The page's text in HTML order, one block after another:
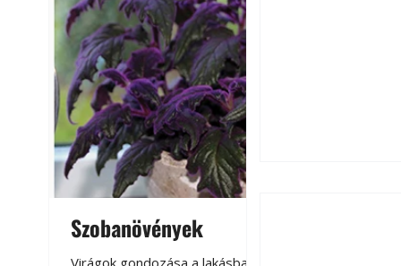
Szobanövények